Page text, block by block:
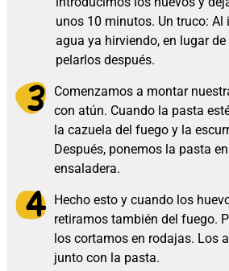
unos 10 minutos. Un truco: Al
agua ya hirviendo, en lugar
pelarlos después.
Comenzamos a montar
con atún. Cuando la pasta
la cazuela del fuego y la
Después, ponemos la pasta
ensaladera.
Hecho esto y cuando los
retiramos también del fuego.
los cortamos en rodajas. Los
junto con la pasta.